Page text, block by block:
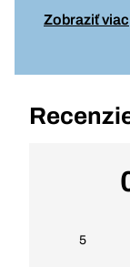
Zobraziť viac
5